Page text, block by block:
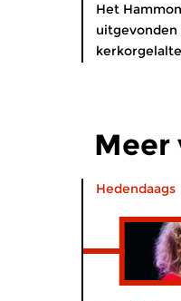
Het
uitgevonden
Meer
Hedendaags